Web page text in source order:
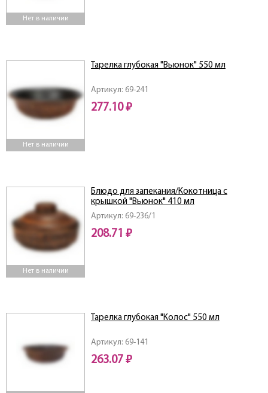
Нет в наличии
Нет в наличии
Артикул: 69-241
Тарелка глубокая "Вьюнок" 550 мл
277.10 ₽
Нет в наличии
Артикул: 69-236/1
Блюдо для запекания/Кокотница с
крышкой "Вьюнок" 410 мл
208.71 ₽
Артикул: 69-141
Тарелка глубокая "Колос" 550 мл
263.07 ₽